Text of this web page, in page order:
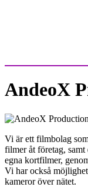
AndeoX
Vi är ett filmbolag
filmer åt företag,
egna kortfilmer,
Vi har också
kameror över nätet.